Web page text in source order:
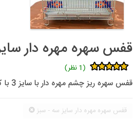
قفس سهره مهره دار
(1 نظر)
قفس سهره ریز چشم مهره دار با سایز 3 با کفی جدا و فضله گیر جدا
قفس سهره مهره دار سایز سه - سبز